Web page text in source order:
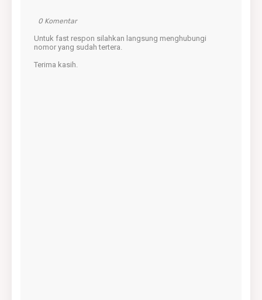
0 Komentar
Untuk fast respon silahkan langsung menghubungi
nomor yang sudah tertera.
Terima kasih.